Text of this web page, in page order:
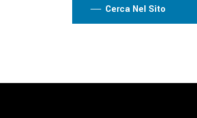
Cerca Nel Sito